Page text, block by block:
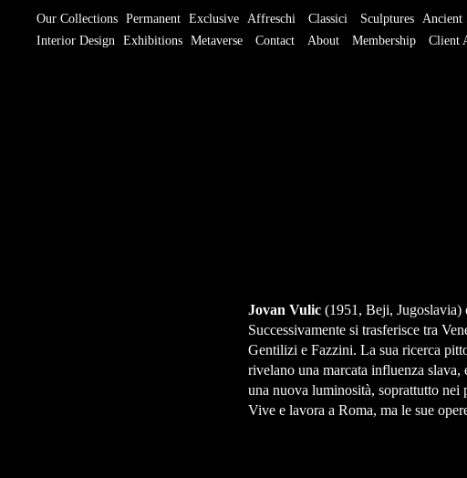
Our Collections Permanent Exclusive Affreschi Classici Sculptures
Ancient
Interior Design
Exhibitions Metaverse Contact About Membership Client
Jovan Vulic (1951, Beji, Jugoslavia)
Successivamente si trasferisce tra
Gentilizi e Fazzini. La sua ricerca
rivelano una marcata influenza
una nuova luminosità, soprattutto nei
Vive e lavora a Roma, ma le sue